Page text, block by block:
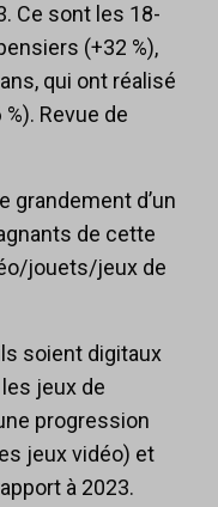
Ce sont les 18-
(+32 %),
qui ont réalisé
Revue de
grandement d’un
de cette
jouets/jeux de
soient digitaux
jeux de
progression
jeux vidéo) et
à 2023.